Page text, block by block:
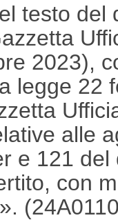
testo
2023),
legge 22
alle
e 121
con